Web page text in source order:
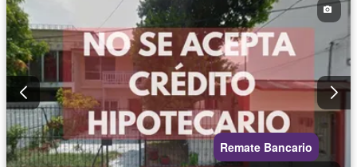
Remate Bancario